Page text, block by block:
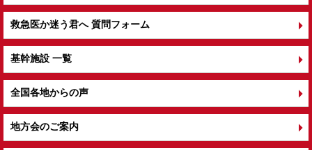
救急医か迷う君へ 質問フォーム
基幹施設 一覧
全国各地からの声
地方会のご案内